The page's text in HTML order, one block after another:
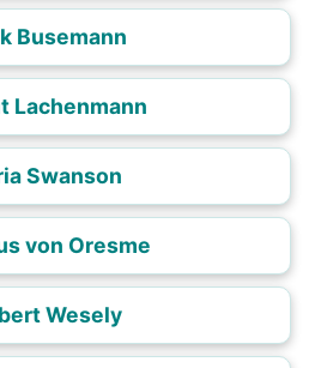
Busemann
Lachenmann
Swanson
von Oresme
Wesely